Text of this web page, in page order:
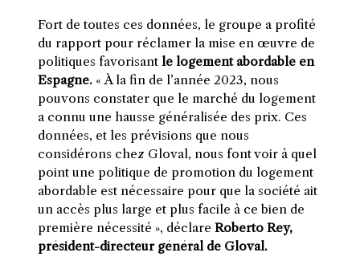
Fort de toutes ces données, le groupe a profité
du rapport pour réclamer la mise en œuvre de
politiques favorisantle logement abordable en
Espagne.« À la fin de l’année 2023, nous
pouvons constater que le marché du logement
a connu une hausse généralisée des prix. Ces
données, et les prévisions que nous
considérons chez Gloval, nous font voir à quel
point une politique de promotion du logement
abordable est nécessaire pour que la société ait
un accès plus large et plus facile à ce bien de
première nécessité », déclare Roberto Rey,
président-directeur général de Gloval.